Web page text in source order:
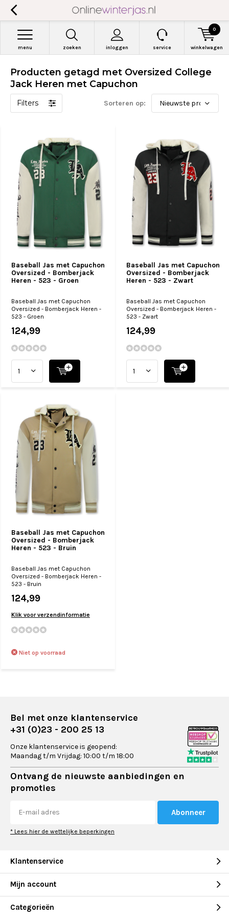
zoeken inloggen
menu service winkelwagen
0
Producten getagd met Oversized College
Jack Heren met Capuchon
Filters Sorteren op:
Baseball Jas met Capuchon
Oversized - Bomberjack
Heren - 523 - Groen
Baseball Jas met Capuchon
Oversized - Bomberjack Heren -
523 - Groen
124,99
Baseball Jas met Capuchon
Oversized - Bomberjack
Heren - 523 - Zwart
Baseball Jas met Capuchon
Oversized - Bomberjack Heren -
523 - Zwart
124,99
Baseball Jas met Capuchon
Oversized - Bomberjack
Heren - 523 - Bruin
Baseball Jas met Capuchon
Oversized - Bomberjack Heren -
523 - Bruin
124,99
Klik voor verzendinformatie
Niet op voorraad
Bel met onze klantenservice
+31 (0)23 - 200 25 13
Onze klantenservice is geopend:
Maandag t/m Vrijdag: 10:00 t/m 18:00
Ontvang de nieuwste aanbiedingen en
promoties
Abonneer
* Lees hier de wettelijke beperkingen
Klantenservice
Mijn account
Categorieën